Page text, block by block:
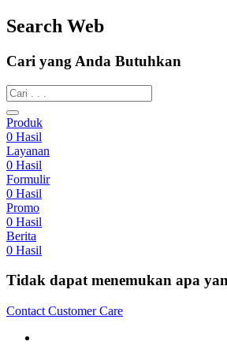
Search Web
Cari yang Anda Butuhkan
Produk
0 Hasil
Layanan
0 Hasil
Formulir
0 Hasil
Promo
0 Hasil
Berita
0 Hasil
Tidak dapat menemukan apa
Contact Customer Care